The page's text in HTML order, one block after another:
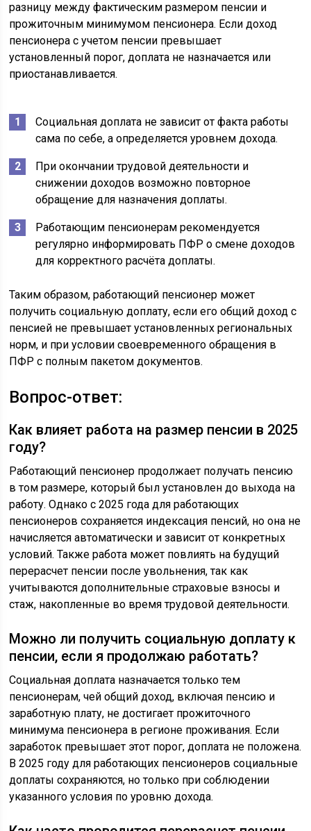
разницу между фактическим размером пенсии и
прожиточным минимумом пенсионера. Если доход
пенсионера с учетом пенсии превышает
установленный порог, доплата не назначается или
приостанавливается.
Социальная доплата не зависит от факта работы
сама по себе, а определяется уровнем дохода.
При окончании трудовой деятельности и
снижении доходов возможно повторное
обращение для назначения доплаты.
Работающим пенсионерам рекомендуется
регулярно информировать ПФР о смене доходов
для корректного расчёта доплаты.
Таким образом, работающий пенсионер может
получить социальную доплату, если его общий доход с
пенсией не превышает установленных региональных
норм, и при условии своевременного обращения в
ПФР с полным пакетом документов.
Вопрос-ответ:
Как влияет работа на размер пенсии в 2025
году?
Работающий пенсионер продолжает получать пенсию
в том размере, который был установлен до выхода на
работу. Однако с 2025 года для работающих
пенсионеров сохраняется индексация пенсий, но она не
начисляется автоматически и зависит от конкретных
условий. Также работа может повлиять на будущий
перерасчет пенсии после увольнения, так как
учитываются дополнительные страховые взносы и
стаж, накопленные во время трудовой деятельности.
Можно ли получить социальную доплату к
пенсии, если я продолжаю работать?
Социальная доплата назначается только тем
пенсионерам, чей общий доход, включая пенсию и
заработную плату, не достигает прожиточного
минимума пенсионера в регионе проживания. Если
заработок превышает этот порог, доплата не положена.
В 2025 году для работающих пенсионеров социальные
доплаты сохраняются, но только при соблюдении
указанного условия по уровню дохода.